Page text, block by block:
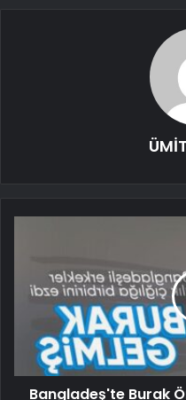
Bangladeş'te Burak